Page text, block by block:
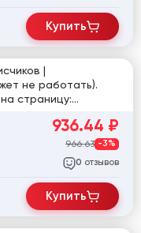
Купить
|
не работать).
страницу:
936.44 ₽
966.63 -3%
0 отзывов
Купить